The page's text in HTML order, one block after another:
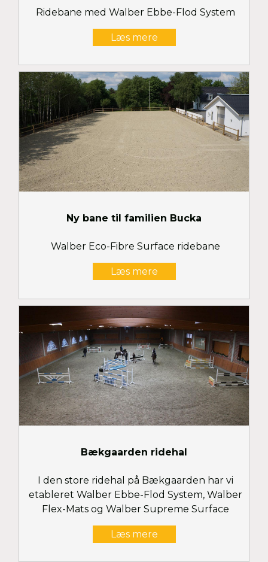
Ridebane med Walber Ebbe-Flod System
Læs mere
Ny bane til familien Bucka
Walber Eco-Fibre Surface ridebane
Læs mere
Bækgaarden ridehal
I den store ridehal på Bækgaarden har vi
etableret Walber Ebbe-Flod System, Walber
Flex-Mats og Walber Supreme Surface
Læs mere